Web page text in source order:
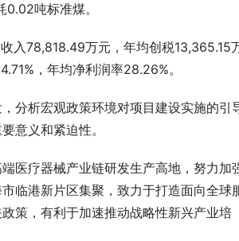
吨标准煤。
入78,818.49万元，年均创税13,365.15
，年均净利润率28.26%。
分析宏观政策环境对项目建设实施的引
意义和紧迫性。
医疗器械产业链研发生产高地，努力加
临港新片区集聚，致力于打造面向全球
策，有利于加速推动战略性新兴产业培